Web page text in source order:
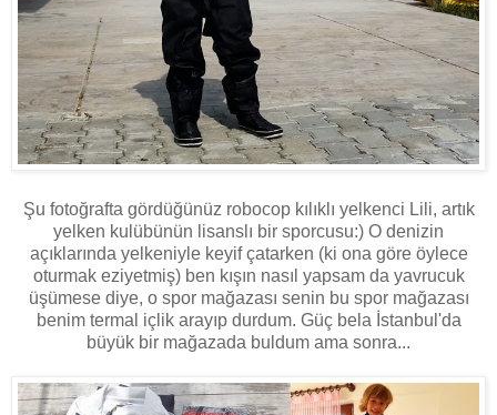
Şu fotoğrafta gördüğünüz robocop kılıklı yelkenci Lili, artık
yelken kulübünün lisanslı bir sporcusu:) O denizin
açıklarında yelkeniyle keyif çatarken (ki ona göre öylece
oturmak eziyetmiş) ben kışın nasıl yapsam da yavrucuk
üşümese diye, o spor mağazası senin bu spor mağazası
benim termal içlik arayıp durdum. Güç bela İstanbul'da
büyük bir mağazada buldum ama sonra...